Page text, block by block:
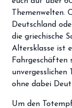
Shop
loyalty
handshake
groups Entdecker
login Anmelden /
Deutschland
die griechische
Altersklasse ist
Fahrgeschäften
unvergesslichen
ohne dabei
Um den